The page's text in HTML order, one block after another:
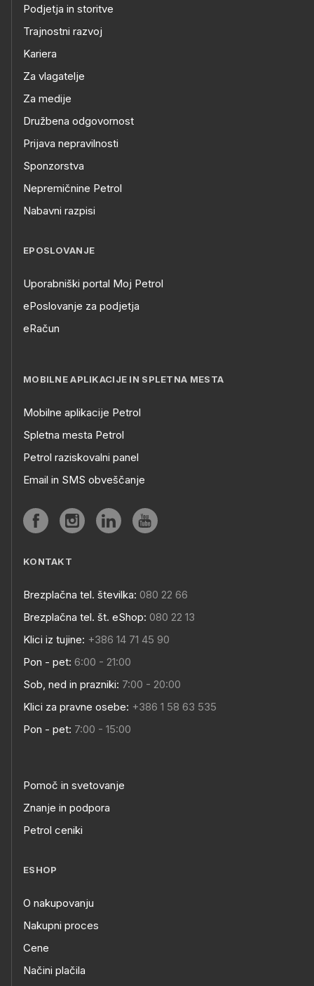
Podjetja in storitve
Trajnostni razvoj
Kariera
Za vlagatelje
Za medije
Družbena odgovornost
Prijava nepravilnosti
Sponzorstva
Nepremičnine Petrol
Nabavni razpisi
EPOSLOVANJE
Uporabniški portal Moj Petrol
ePoslovanje za podjetja
eRačun
MOBILNE APLIKACIJE IN SPLETNA MESTA
Mobilne aplikacije Petrol
Spletna mesta Petrol
Petrol raziskovalni panel
Email in SMS obveščanje
KONTAKT
Brezplačna tel. številka: 080 22 66
Brezplačna tel. št. eShop: 080 22 13
Klici iz tujine: +386 14 71 45 90
Pon - pet: 6:00 - 21:00
Sob, ned in prazniki: 7:00 - 20:00
Klici za pravne osebe: +386 1 58 63 535
Pon - pet: 7:00 - 15:00
Pomoč in svetovanje
Znanje in podpora
Petrol ceniki
ESHOP
O nakupovanju
Nakupni proces
Cene
Načini plačila